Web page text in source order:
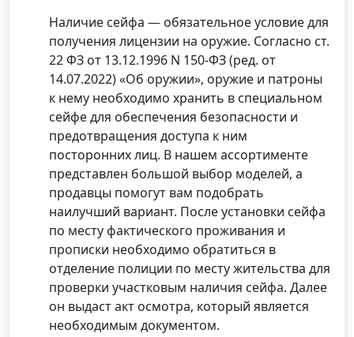
Наличие сейфа — обязательное условие для
получения лицензии на оружие. Согласно ст.
22 ФЗ от 13.12.1996 N 150-ФЗ (ред. от
14.07.2022) «Об оружии», оружие и патроны
к нему необходимо хранить в специальном
сейфе для обеспечения безопасности и
предотвращения доступа к ним
посторонних лиц. В нашем ассортименте
представлен большой выбор моделей, а
продавцы помогут вам подобрать
наилучший вариант. После установки сейфа
по месту фактического проживания и
прописки необходимо обратиться в
отделение полиции по месту жительства для
проверки участковым наличия сейфа. Далее
он выдаст акт осмотра, который является
необходимым документом.